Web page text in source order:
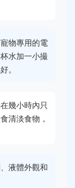
物專用的電
水加一小撮
。
幾小時內只
清淡食物，
液體外觀和